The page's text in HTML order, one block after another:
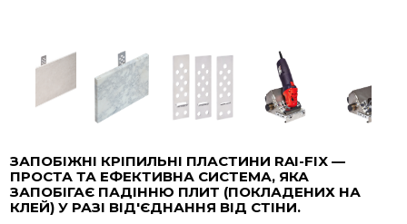
ЗАПОБІЖНІ КРІПИЛЬНІ ПЛАСТИНИ RAI-FIX —
ПРОСТА ТА ЕФЕКТИВНА СИСТЕМА, ЯКА
ЗАПОБІГАЄ ПАДІННЮ ПЛИТ (ПОКЛАДЕНИХ НА
КЛЕЙ) У РАЗІ ВІД'ЄДНАННЯ ВІД СТІНИ.